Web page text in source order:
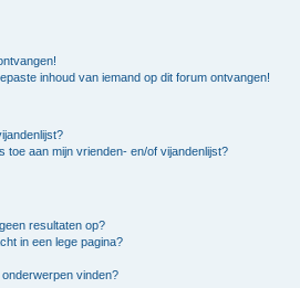
inhoud van iemand op dit forum ontvangen!
toe aan mijn vrienden- en/of vijandenlijst?
resultaten op?
in een lege pagina?
vinden?